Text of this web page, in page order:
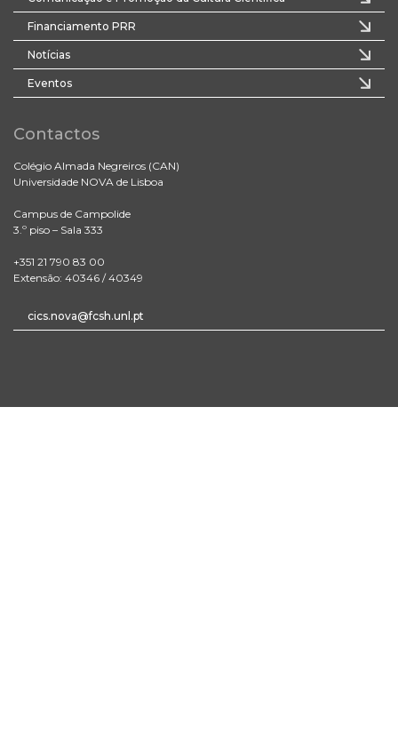
Financiamento PRR
Notícias
Eventos
Contactos
Colégio Almada Negreiros (CAN)
Universidade NOVA de Lisboa
Campus de Campolide
3.º piso – Sala 333
+351 21 790 83 00
Extensão: 40346 / 40349
cics.nova@fcsh.unl.pt